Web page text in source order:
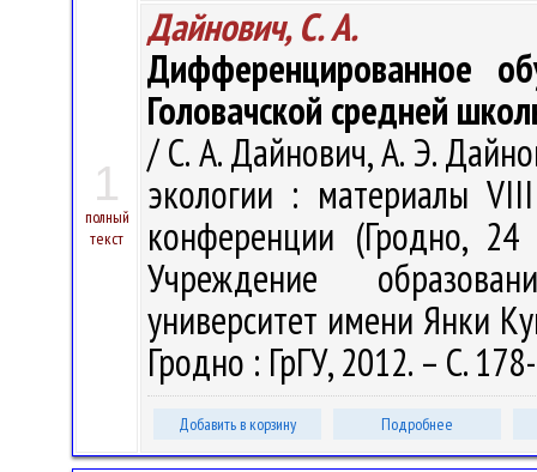
1
полный
текст
Дайнович, С. А.
Дифференцированное
Головачской средней
/ С. А. Дайнович, А. Э.
экологии : материалы
конференции (Гродно,
Учреждение
университет имени Янки
Гродно : ГрГУ, 2012. – С.
Добавить в корзину Подробнее